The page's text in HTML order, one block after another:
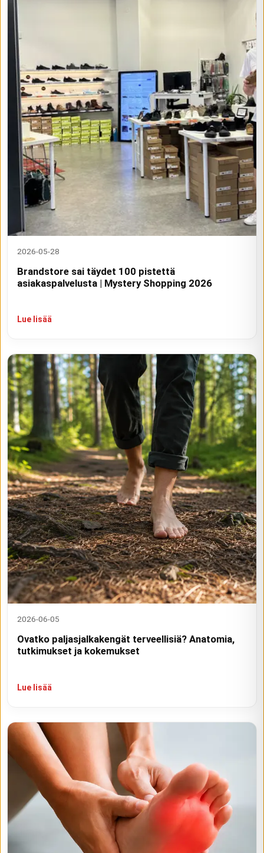
2026-05-28
Brandstore sai täydet 100 pistettä
asiakaspalvelusta | Mystery Shopping 2026
Lue lisää
2026-06-05
Ovatko paljasjalkakengät terveellisiä? Anatomia,
tutkimukset ja kokemukset
Lue lisää